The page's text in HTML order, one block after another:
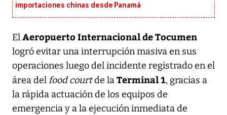
importaciones chinas desde Panamá
ElAeropuerto Internacional de Tocumen
logró evitar una interrupción masiva en sus
operaciones luego del incidente registrado en el
área delfood courtde laTerminal 1, gracias a
la rápida actuación de los equipos de
emergencia y a la ejecución inmediata de